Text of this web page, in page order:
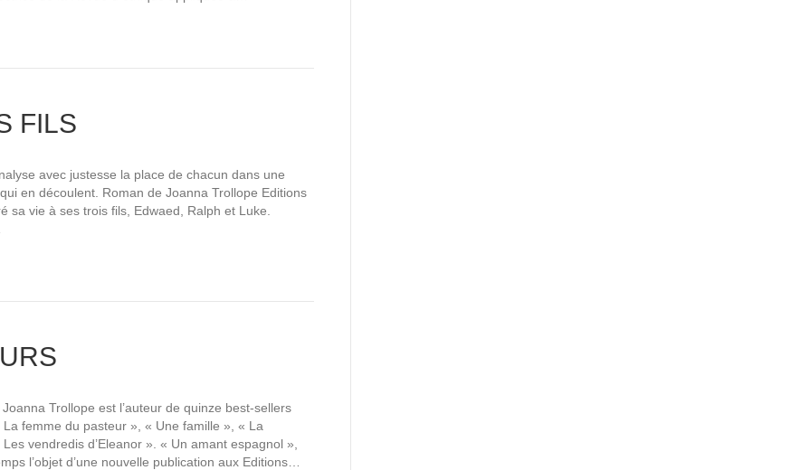
FILS
avec justesse la place de chacun dans une
en découlent. Roman de Joanna Trollope Editions
sa vie à ses trois fils, Edwaed, Ralph et Luke.
Trollope est l’auteur de quinze best-sellers
femme du pasteur », « Une famille », « La
vendredis d’Eleanor ». « Un amant espagnol »,
l’objet d’une nouvelle publication aux Editions…